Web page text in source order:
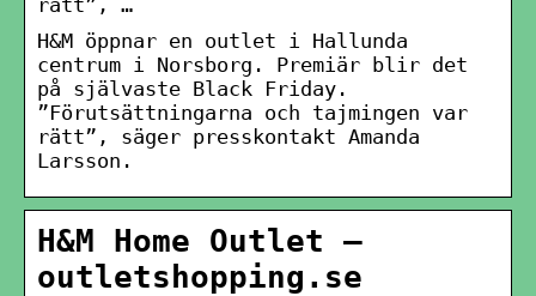
H&M öppnar en outlet i Hallunda
centrum i Norsborg. Premiär blir det
på självaste Black Friday.
”Förutsättningarna och tajmingen var
rätt”, säger presskontakt Amanda
Larsson.
H&M Home Outlet –
outletshopping.se